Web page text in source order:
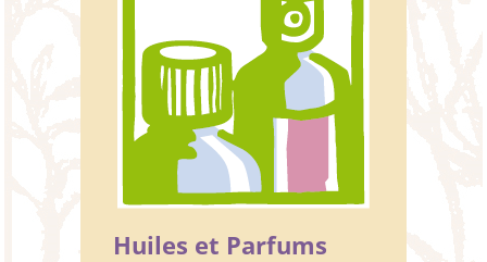
Huiles et Parfums